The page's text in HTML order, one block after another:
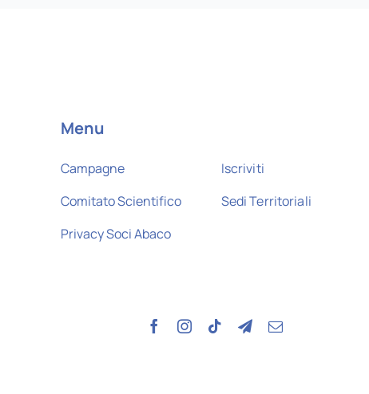
Menu
Campagne
Comitato Scientifico
Privacy Soci Abaco
Iscriviti
Sedi Territoriali